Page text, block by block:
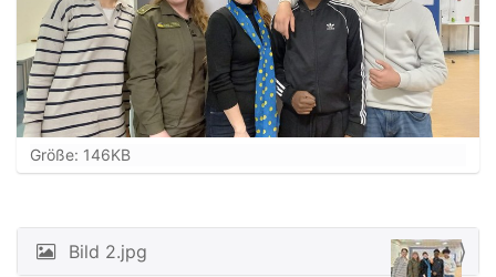
Z
e
e
B
Größe: 146KB
N
Bild 2.jpg